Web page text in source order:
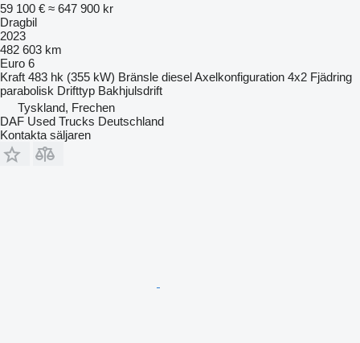
59 100 € ≈ 647 900 kr
Dragbil
2023
482 603 km
Euro 6
Kraft 483 hk (355 kW) Bränsle dieselAxelkonfiguration 4x2 Fjädring
parabolisk Drifttyp Bakhjulsdrift
Tyskland, Frechen
DAF Used Trucks Deutschland
Kontakta säljaren